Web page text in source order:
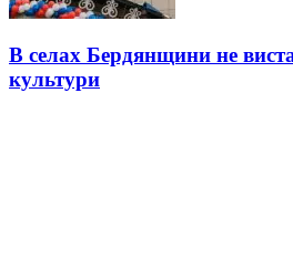
В селах Бердянщини не
культури